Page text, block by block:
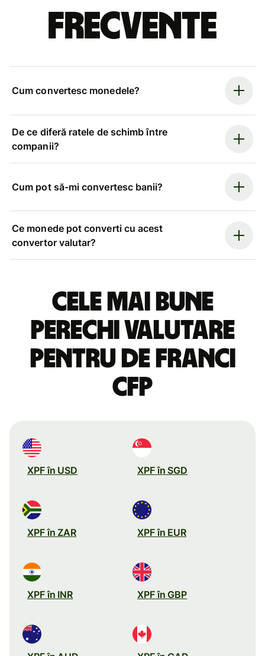
frecvente
Cum convertesc monedele?
De ce diferă ratele de schimb între
companii?
Cum pot să-mi convertesc banii?
Ce monede pot converti cu acest
convertor valutar?
Cele mai bune
perechi valutare
pentru de franci
CFP
XPF în USD XPF în SGD
XPF în ZAR XPF în EUR
XPF în INR XPF în GBP